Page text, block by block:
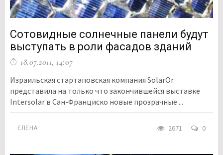
Сотовидные солнечные панели будут
выступать в роли фасадов зданий
18.07.2011, 14:07
Израильская стартаповская компания SolarOr
представила на только что закончившейся выставке
Intersolar в Сан-Франциско новые прозрачные ...
ЕЛЕНА 2671 0